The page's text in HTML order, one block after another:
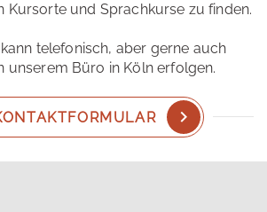
Kursorte und Sprachkurse zu finden.
telefonisch, aber gerne auch
unserem Büro in Köln erfolgen.